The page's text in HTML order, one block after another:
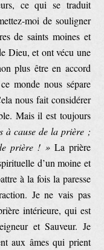
ce qui se traduit
moi de souligner
de saints moines et
Dieu, et ont vécu une
plus être en accord
monde nous sépare
nous fait considérer
Mais il est toujours
à cause de la prière ;
prière ! »La prière
d’un moine et
à la fois la paresse
Je ne vais pas
intérieure, qui est
et Sauveur. Je
aux âmes qui prient